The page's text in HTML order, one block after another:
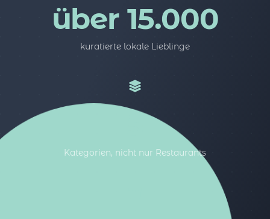
über 15.000
kuratierte lokale Lieblinge
5
Kategorien, nicht nur Restaurants